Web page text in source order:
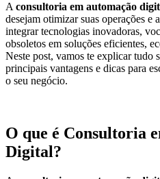
A consultoria em automação
desejam otimizar suas operações
integrar tecnologias inovadoras,
obsoletos em soluções eficientes,
Neste post, vamos te explicar tudo
principais vantagens e dicas para
o seu negócio.
O que é Consultoria
Digital?